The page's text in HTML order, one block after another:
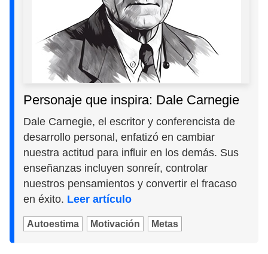
Personaje que inspira: Dale Carnegie
Dale Carnegie, el escritor y conferencista de
desarrollo personal, enfatizó en cambiar
nuestra actitud para influir en los demás. Sus
enseñanzas incluyen sonreír, controlar
nuestros pensamientos y convertir el fracaso
en éxito. Leer artículo
Autoestima Motivación Metas